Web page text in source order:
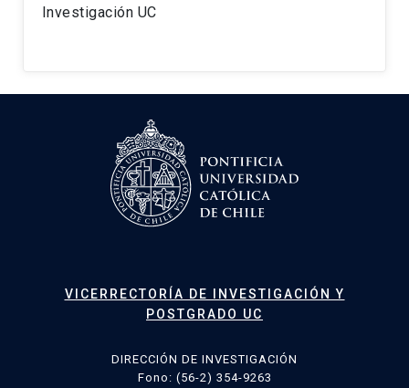
Investigación UC
VICERRECTORÍA DE INVESTIGACIÓN Y
POSTGRADO UC
DIRECCIÓN DE INVESTIGACIÓN
Fono: (56-2) 354-9263